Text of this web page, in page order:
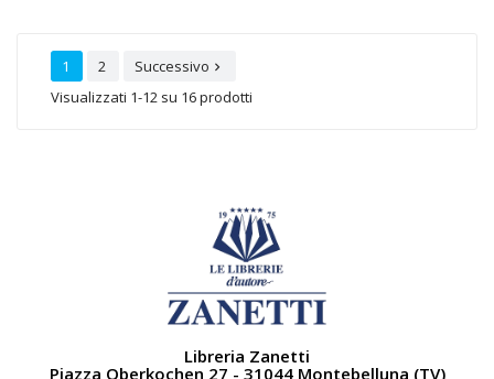
1 2 Successivo 
Visualizzati 1-12 su 16 prodotti
Libreria Zanetti
Piazza Oberkochen 27 - 31044 Montebelluna (TV)